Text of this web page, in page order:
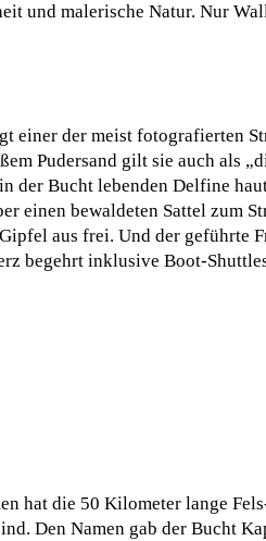
und malerische Natur. Nur
der meist fotografierten
Pudersand gilt sie auch als
der Bucht lebenden Delfine
einen bewaldeten Sattel zum
aus frei. Und der geführte
begehrt inklusive Boot-
hat die 50 Kilometer lange
Den Namen gab der Bucht